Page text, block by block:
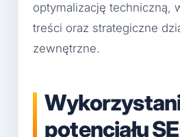
optymalizację techniczną,
treści oraz strategiczne
zewnętrzne.
potencjału